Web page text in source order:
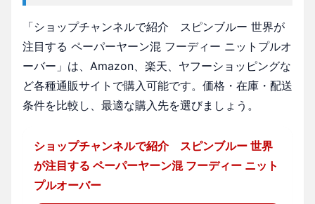
「ショップチャンネルで紹介 スピンブルー 世界が
注目する ペーパーヤーン混 フーディー ニットプルオ
ーバー」は、Amazon、楽天、ヤフーショッピングな
ど各種通販サイトで購入可能です。価格・在庫・配送
条件を比較し、最適な購入先を選びましょう。
ショップチャンネルで紹介 スピンブルー 世界
が注目する ペーパーヤーン混 フーディー ニット
プルオーバー